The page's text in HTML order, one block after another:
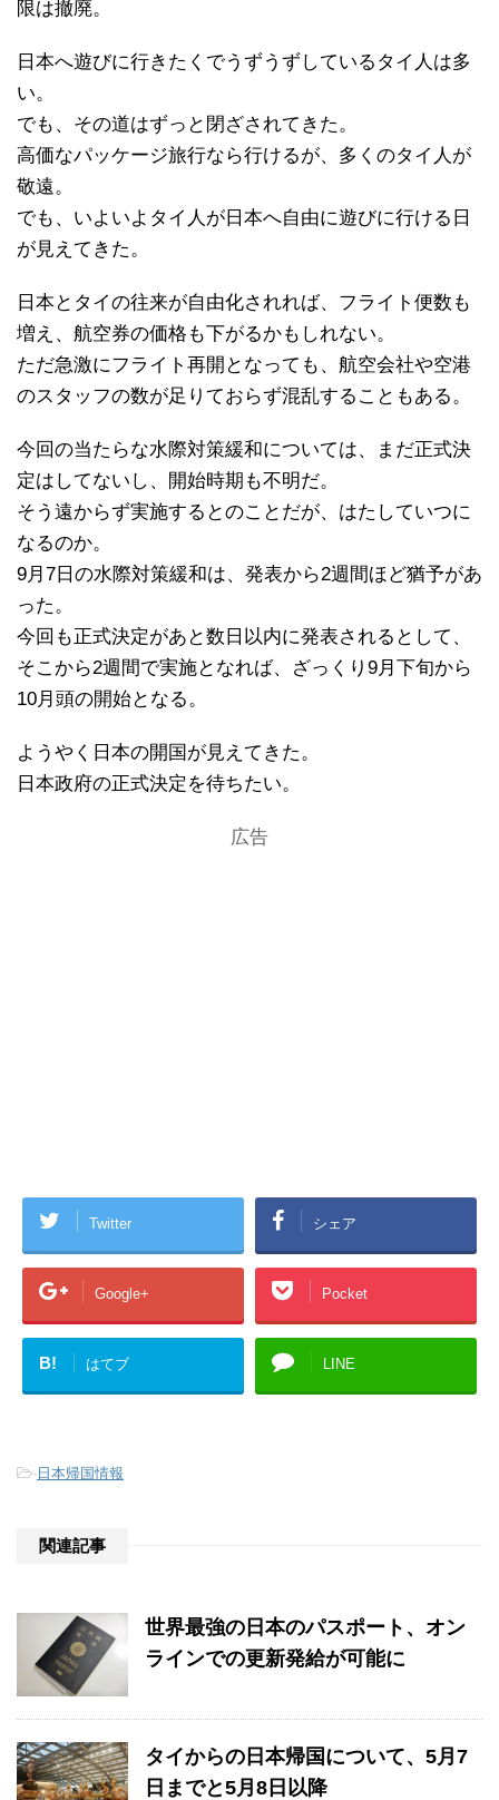
限は撤廃。
日本へ遊びに行きたくでうずうずしているタイ人は多
い。
でも、その道はずっと閉ざされてきた。
高価なパッケージ旅行なら行けるが、多くのタイ人が
敬遠。
でも、いよいよタイ人が日本へ自由に遊びに行ける日
が見えてきた。
日本とタイの往来が自由化されれば、フライト便数も
増え、航空券の価格も下がるかもしれない。
ただ急激にフライト再開となっても、航空会社や空港
のスタッフの数が足りておらず混乱することもある。
今回の当たらな水際対策緩和については、まだ正式決
定はしてないし、開始時期も不明だ。
そう遠からず実施するとのことだが、はたしていつに
なるのか。
9月7日の水際対策緩和は、発表から2週間ほど猶予があ
った。
今回も正式決定があと数日以内に発表されるとして、
そこから2週間で実施となれば、ざっくり9月下旬から
10月頭の開始となる。
ようやく日本の開国が見えてきた。
日本政府の正式決定を待ちたい。
広告
Twitter シェア
Google+ Pocket
B! はてブ LINE
-日本帰国情報
関連記事
世界最強の日本のパスポート、オン
ラインでの更新発給が可能に
タイからの日本帰国について、5月7
日までと5月8日以降